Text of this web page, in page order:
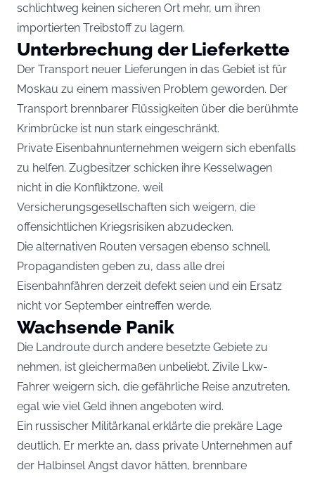
schlichtweg keinen sicheren Ort mehr, um ihren
importierten Treibstoff zu lagern.
Unterbrechung der Lieferkette
Der Transport neuer Lieferungen in das Gebiet ist für
Moskau zu einem massiven Problem geworden. Der
Transport brennbarer Flüssigkeiten über die berühmte
Krimbrücke ist nun stark eingeschränkt.
Private Eisenbahnunternehmen weigern sich ebenfalls
zu helfen. Zugbesitzer schicken ihre Kesselwagen
nicht in die Konfliktzone, weil
Versicherungsgesellschaften sich weigern, die
offensichtlichen Kriegsrisiken abzudecken.
Die alternativen Routen versagen ebenso schnell.
Propagandisten geben zu, dass alle drei
Eisenbahnfähren derzeit defekt seien und ein Ersatz
nicht vor September eintreffen werde.
Wachsende Panik
Die Landroute durch andere besetzte Gebiete zu
nehmen, ist gleichermaßen unbeliebt. Zivile Lkw-
Fahrer weigern sich, die gefährliche Reise anzutreten,
egal wie viel Geld ihnen angeboten wird.
Ein russischer Militärkanal erklärte die prekäre Lage
deutlich. Er merkte an, dass private Unternehmen auf
der Halbinsel Angst davor hätten, brennbare